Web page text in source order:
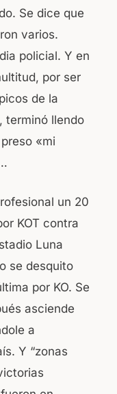
Se dice que
varios.
policial. Y en
por ser
de la
terminó llendo
«mi
un 20
KOT contra
Luna
se desquito
por KO. Se
asciende
a
Y “zonas